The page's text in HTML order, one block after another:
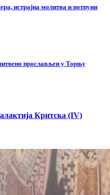
истрајна молитва и потпуни
прослављен у Торњу
Критска (IV)